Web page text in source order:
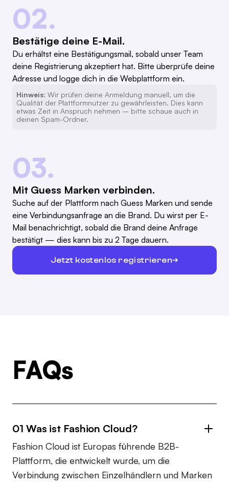
02.
Bestätige deine E-Mail.
Du erhältst eine Bestätigungsmail, sobald unser Team
deine Registrierung akzeptiert hat. Bitte überprüfe deine
Adresse und logge dich in die Webplattform ein.
Hinweis: Wir prüfen deine Anmeldung manuell, um die
Qualität der Plattformnutzer zu gewährleisten. Dies kann
etwas Zeit in Anspruch nehmen – bitte schaue auch in
deinen Spam-Ordner.
03.
Mit Guess Marken verbinden.
Suche auf der Plattform nach Guess Marken und sende
eine Verbindungsanfrage an die Brand. Du wirst per E-
Mail benachrichtigt, sobald die Brand deine Anfrage
bestätigt — dies kann bis zu 2 Tage dauern.
Jetzt kostenlos registrieren
FAQs
01 Was ist Fashion Cloud?
Fashion Cloud ist Europas führende B2B-
Plattform, die entwickelt wurde, um die
Verbindung zwischen Einzelhändlern und Marken